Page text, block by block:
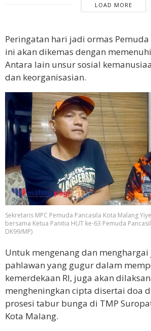
LOAD MORE
Peringatan hari jadi ormas
ini akan dikemas dengan
Antara lain unsur sosial
dan keorganisasian.
Sekretaris MPC Pemuda Pancasila Kota Malang
bersama Ketua Panitia HUT ke-63 Pemuda
DK99/MP)
Untuk mengenang dan
pahlawan yang gugur dalam
kemerdekaan RI, juga akan
mengheningkan cipta disertai doa
prosesi tabur bunga di TMP
Kota Malang.